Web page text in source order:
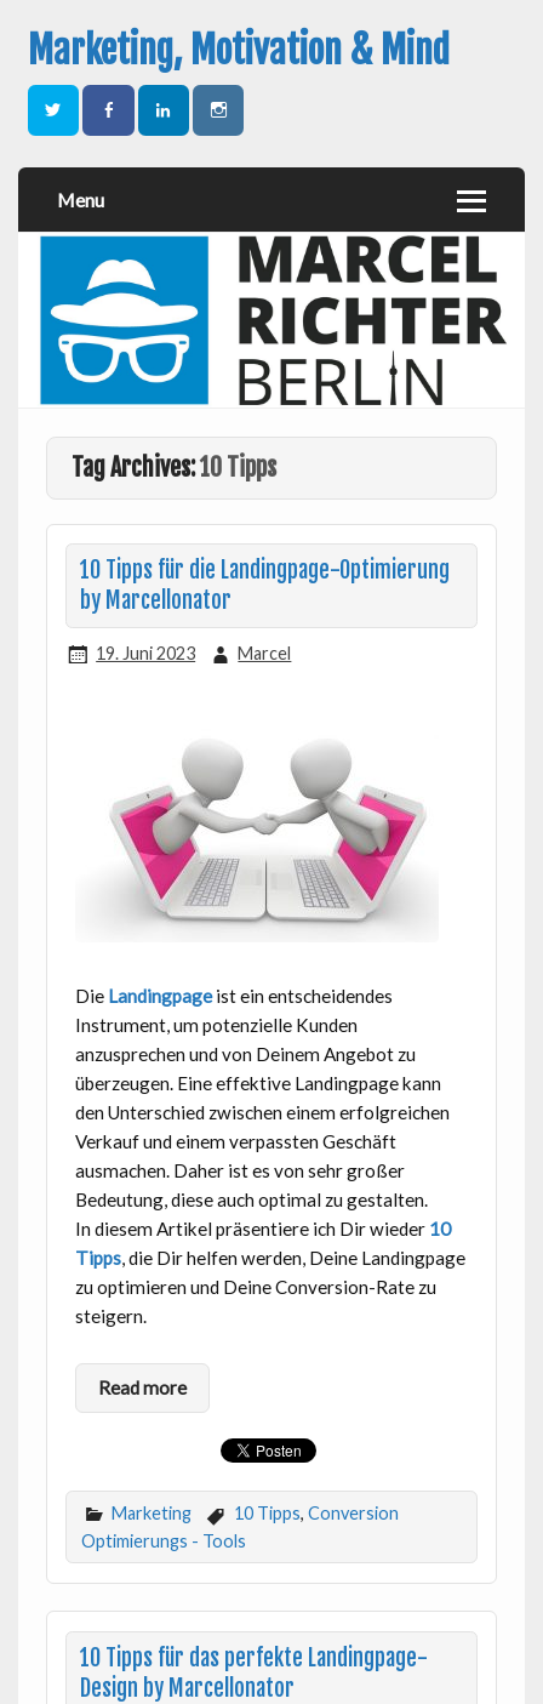
Marketing, Motivation & Mind
Menu
Tag Archives:10 Tipps
10 Tipps für die Landingpage-Optimierung
by Marcellonator
19. Juni 2023 Marcel
Die Landingpageist ein entscheidendes
Instrument, um potenzielle Kunden
anzusprechen und von Deinem Angebot zu
überzeugen. Eine effektive Landingpage kann
den Unterschied zwischen einem erfolgreichen
Verkauf und einem verpassten Geschäft
ausmachen. Daher ist es von sehr großer
Bedeutung, diese auch optimal zu gestalten.
In diesem Artikel präsentiere ich Dir wieder 10
Tipps, die Dir helfen werden, Deine Landingpage
zu optimieren und Deine Conversion-Rate zu
steigern.
Read more
Marketing 10 Tipps, Conversion
Optimierungs - Tools
10 Tipps für das perfekte Landingpage-
Design by Marcellonator